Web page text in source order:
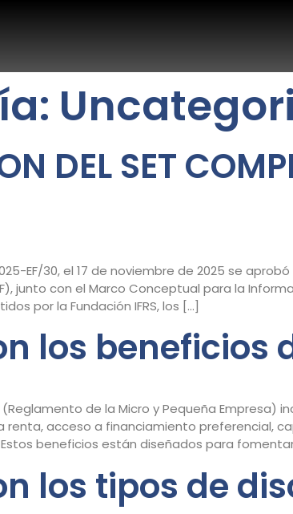
DEL SET
EF/30, el 17 de noviembre de 2025 se
junto con el Marco Conceptual para la
por la Fundación IFRS, los […]
los beneficios
(Reglamento de la Micro y Pequeña
renta, acceso a financiamiento preferencial,
beneficios están diseñados para
los tipos de